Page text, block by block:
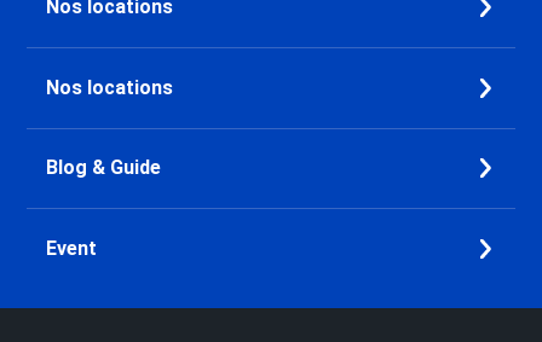
Location Les Menuires Preyerand
Location Les Menuires Croisette
Nos locations
Nos locations
Blog & Guide
Event